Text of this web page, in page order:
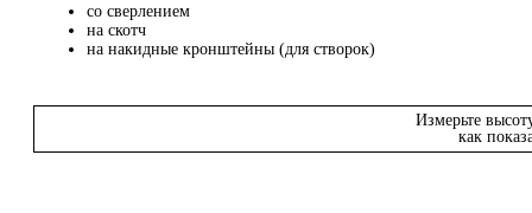
со сверлением
на скотч
на накидные кронштейны (для створок)
Измерьте
как